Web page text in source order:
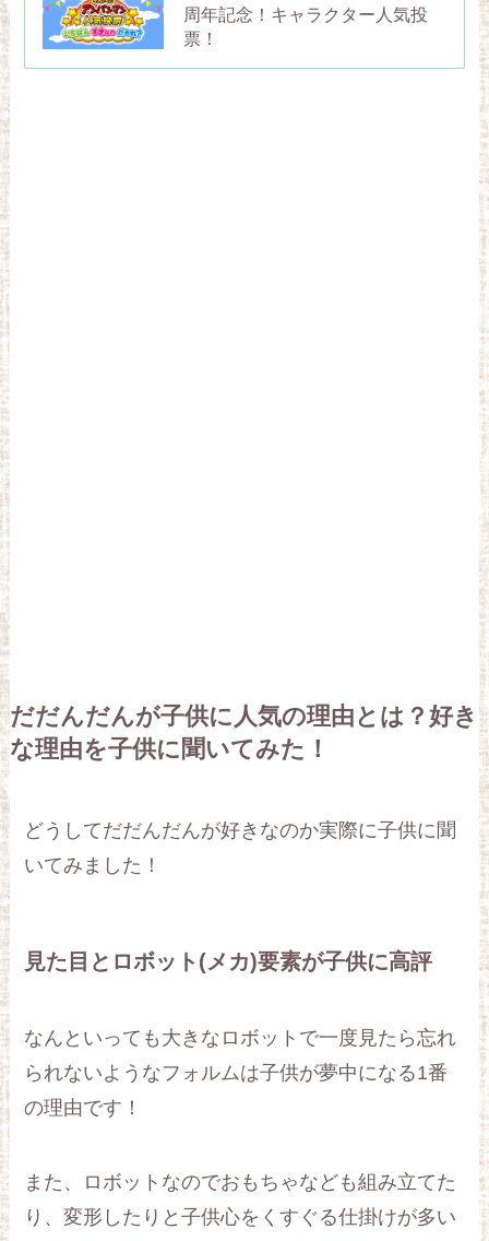
周年記念！キャラクター人気投
票！
だだんだんが子供に人気の理由とは？好き
な理由を子供に聞いてみた！
どうしてだだんだんが好きなのか実際に子供に聞
いてみました！
見た目とロボット(メカ)要素が子供に高評
なんといっても大きなロボットで一度見たら忘れ
られないようなフォルムは子供が夢中になる1番
の理由です！
また、ロボットなのでおもちゃなども組み立てた
り、変形したりと子供心をくすぐる仕掛けが多い